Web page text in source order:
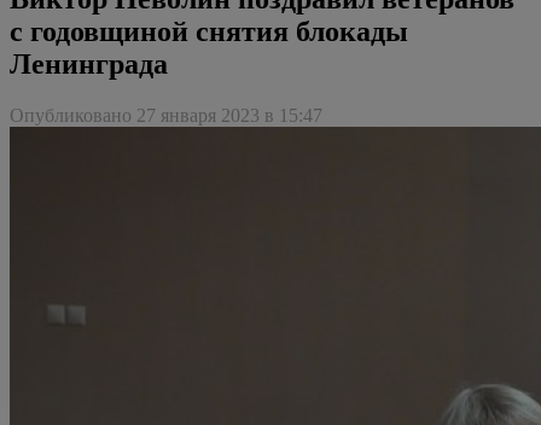
с годовщиной снятия блокады
Ленинграда
Опубликовано 27 января 2023 в 15:47